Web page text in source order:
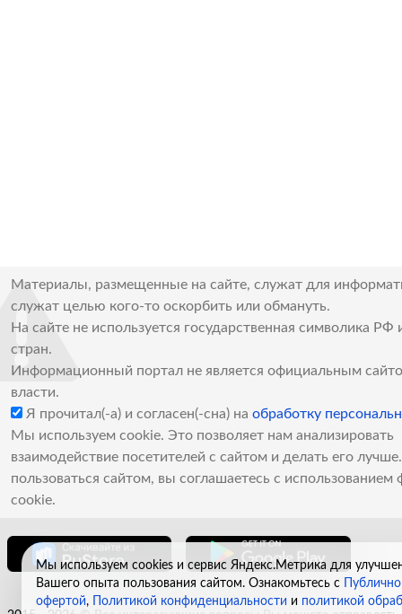
Материалы, размещенные на сайте, служат для
служат целью кого-то оскорбить или обмануть.
На сайте не используется государственная символика РФ
стран.
Информационный портал не является официальным
власти.
Я прочитал(-а) и согласен(-сна) на обработку
Мы используем cookie. Это позволяет нам анализировать
взаимодействие посетителей с сайтом и делать его
пользоваться сайтом, вы соглашаетесь с использованием
cookie.
Мы используем cookies и сервис Яндекс.Метрика для
Вашего опыта пользования сайтом. Ознакомьтесь с
офертой, Политикой конфиденциальности и политикой